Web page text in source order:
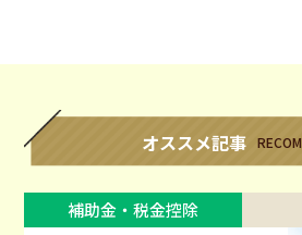
オススメ記事
補助金・税金控除